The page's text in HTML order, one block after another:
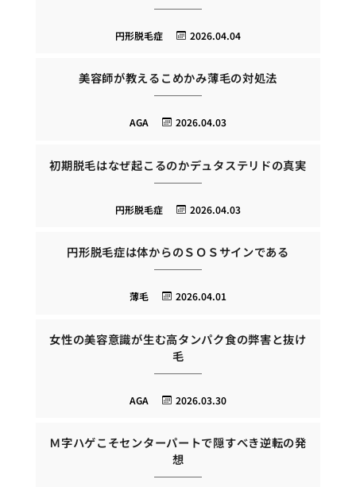
2026.04.04
円形脱毛症
美容師が教えるこめかみ薄毛の対処法
2026.04.03
AGA
初期脱毛はなぜ起こるのかデュタステリドの真実
2026.04.03
円形脱毛症
円形脱毛症は体からのＳＯＳサインである
2026.04.01
薄毛
女性の美容意識が生む高タンパク食の弊害と抜け
毛
2026.03.30
AGA
Ｍ字ハゲこそセンターパートで隠すべき逆転の発
想